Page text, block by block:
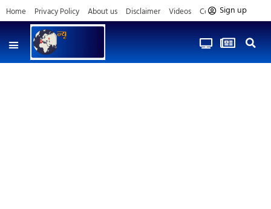
Home Privacy Policy About us Disclaimer Videos Contact us
Sign up